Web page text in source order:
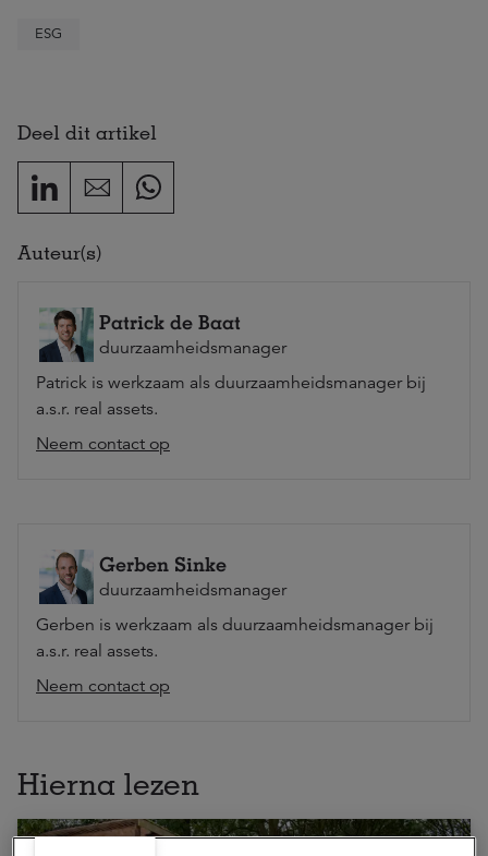
ESG
Deel dit artikel
Auteur(s)
Patrick de Baat
duurzaamheidsmanager
Patrick is werkzaam als duurzaamheidsmanager bij
a.s.r. real assets.
Neem contact op
Gerben Sinke
duurzaamheidsmanager
Gerben is werkzaam als duurzaamheidsmanager bij
a.s.r. real assets.
Neem contact op
Hierna lezen